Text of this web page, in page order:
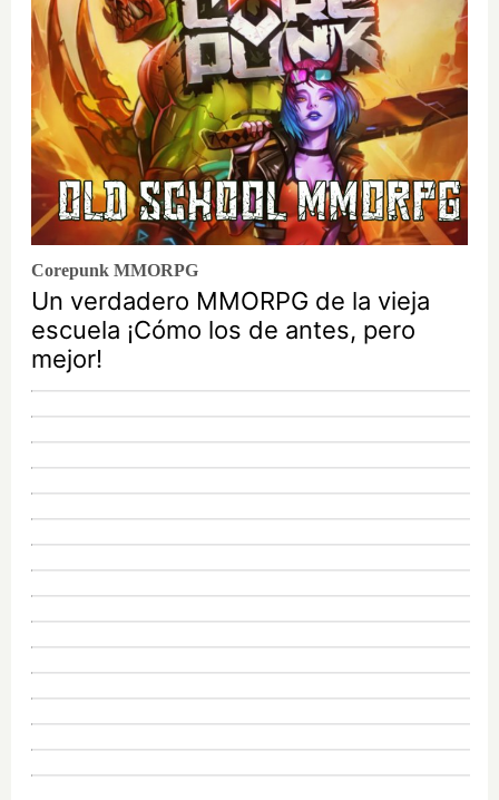
Corepunk MMORPG
Un verdadero MMORPG de la vieja
escuela ¡Cómo los de antes, pero
mejor!